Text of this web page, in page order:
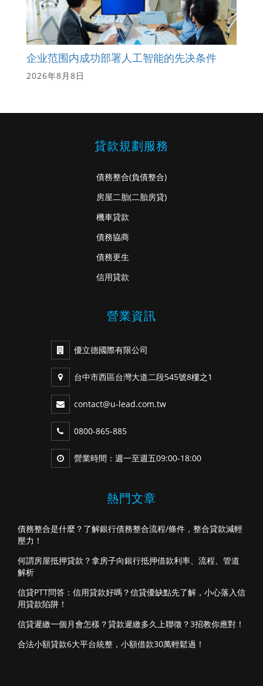
企业范围内成功部署人工智能的先决条件
2026年8月8日
貸款規劃服務
債務整合(負債整合)
房屋二胎(二胎房貸)
機車貸款
債務協商
債務更生
信用貸款
營業資訊
優立德國際有限公司
台中市西區台灣大道二段545號8樓之1
contact@u-lead.com.tw
0800-865-885
營業時間：週一至週五09:00-18:00
熱門文章
債務整合是什麼？了解銀行債務整合流程/條件，整合貸款減輕
壓力！
何謂房屋抵押貸款？拿房子向銀行抵押借款利率、流程、管道
解析
信貸PTT問答：信用貸款好嗎？信貸優缺點先了解，小心落入信
用貸款陷阱！
信貸遲繳一個月會怎樣？貸款遲繳多久上聯徵？3招教你應對！
合法小額貸款6大平台統整，小額借款30萬輕鬆過！